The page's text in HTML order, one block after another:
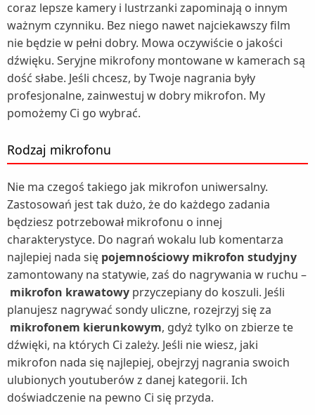
coraz lepsze kamery i lustrzanki zapominają o innym
ważnym czynniku. Bez niego nawet najciekawszy film
nie będzie w pełni dobry. Mowa oczywiście o jakości
dźwięku. Seryjne mikrofony montowane w kamerach są
dość słabe. Jeśli chcesz, by Twoje nagrania były
profesjonalne, zainwestuj w dobry mikrofon. My
pomożemy Ci go wybrać.
Rodzaj mikrofonu
Nie ma czegoś takiego jak mikrofon uniwersalny.
Zastosowań jest tak dużo, że do każdego zadania
będziesz potrzebował mikrofonu o innej
charakterystyce. Do nagrań wokalu lub komentarza
najlepiej nada się pojemnościowy mikrofon studyjny
zamontowany na statywie, zaś do nagrywania w ruchu –
mikrofon krawatowy przyczepiany do koszuli. Jeśli
planujesz nagrywać sondy uliczne, rozejrzyj się za
mikrofonem kierunkowym, gdyż tylko on zbierze te
dźwięki, na których Ci zależy. Jeśli nie wiesz, jaki
mikrofon nada się najlepiej, obejrzyj nagrania swoich
ulubionych youtuberów z danej kategorii. Ich
doświadczenie na pewno Ci się przyda.